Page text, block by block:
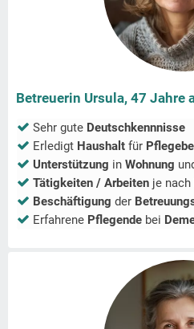
Betreuerin Ursula, 47 Jahre
Sehr gute Deutschkennnisse
Erledigt Haushalt für
Unterstützung in Wohnung
Tätigkeiten / Arbeiten je
Beschäftigung der
Erfahrene Pflegende bei